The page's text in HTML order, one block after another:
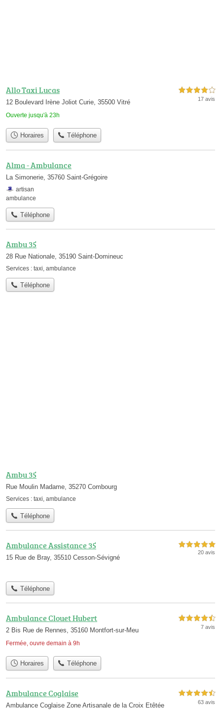
Allo Taxi Lucas
12 Boulevard Irène Joliot Curie, 35500 Vitré
Ouverte jusqu'à 23h
4,0 étoiles sur 5
17 avis
Horaires Téléphone
Alma - Ambulance
La Simonerie, 35760 Saint-Grégoire
artisan
ambulance
Téléphone
Ambu 35
28 Rue Nationale, 35190 Saint-Domineuc
Services : taxi, ambulance
Téléphone
Ambu 35
Rue Moulin Madame, 35270 Combourg
Services : taxi, ambulance
Téléphone
Ambulance Assistance 35
15 Rue de Bray, 35510 Cesson-Sévigné
5,0 étoiles sur 5
20 avis
Téléphone
Ambulance Clouet Hubert
2 Bis Rue de Rennes, 35160 Montfort-sur-Meu
Fermée, ouvre demain à 9h
4,5 étoiles sur 5
7 avis
Horaires Téléphone
Ambulance Coglaise
Ambulance Coglaise Zone Artisanale de la Croix Etêtée
4,5 étoiles sur 5
63 avis